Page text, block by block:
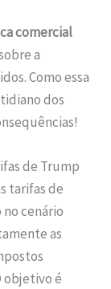
comercial
a
Como essa
dos
de Trump
tarifas de
cenário
as
objetivo é